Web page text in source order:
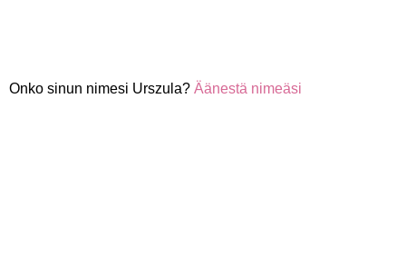
Onko sinun nimesi Urszula? Äänestä nimeäsi